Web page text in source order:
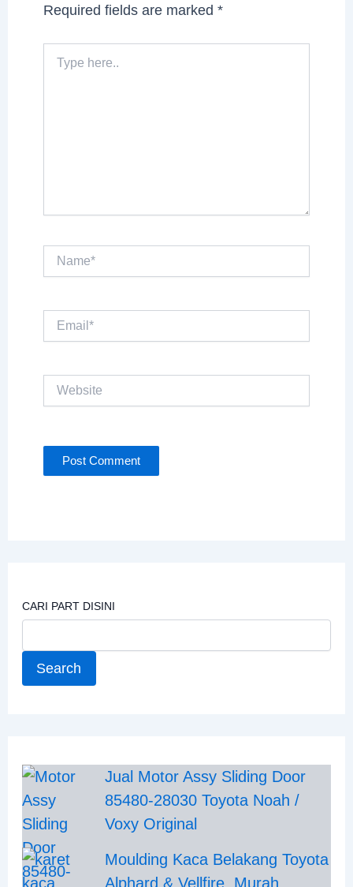
Required fields are marked*
here..
CARI PART DISINI
Search
Jual Motor Assy Sliding Door
85480-28030 Toyota Noah /
Voxy Original
Moulding Kaca Belakang Toyota
Alphard & Vellfire, Murah